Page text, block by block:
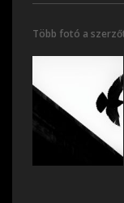
Több fotó a